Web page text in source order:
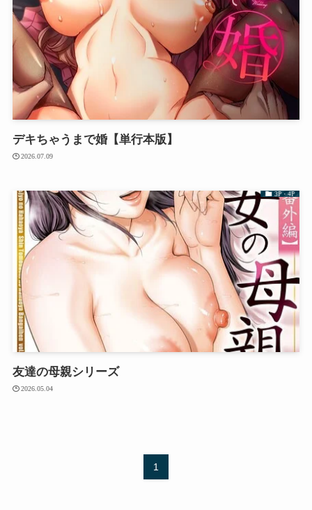
デキちゃうまで婚【単行本版】
2026.07.09
3P・4P
友達の母親シリーズ
2026.05.04
1